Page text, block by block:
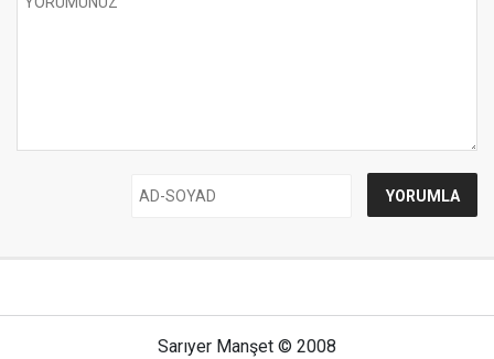
Sarıyer Manşet © 2008